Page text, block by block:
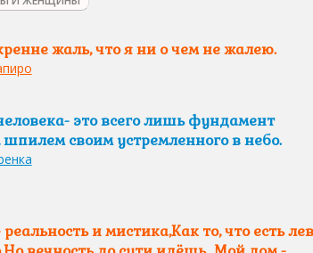
жаль, что я ни о чем не жалею.
это всего лишь фундамент
шпилем своим устремленного в небо.
и мистика,Как то, что есть